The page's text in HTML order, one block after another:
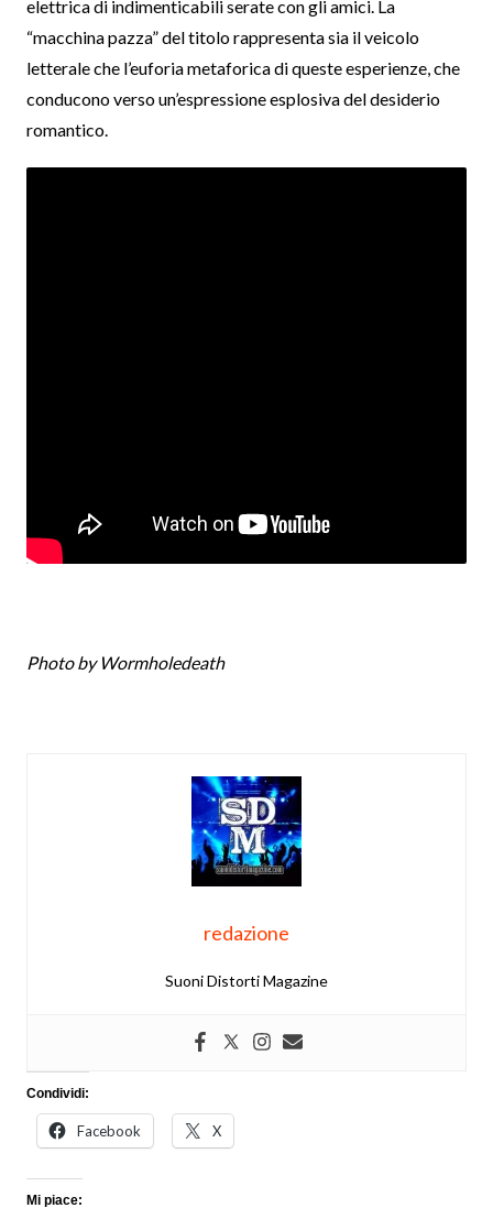
elettrica di indimenticabili serate con gli amici. La
“macchina pazza” del titolo rappresenta sia il veicolo
letterale che l’euforia metaforica di queste esperienze, che
conducono verso un’espressione esplosiva del desiderio
romantico.
Photo by Wormholedeath
redazione
Suoni Distorti Magazine
Condividi:
Facebook X
Mi piace: